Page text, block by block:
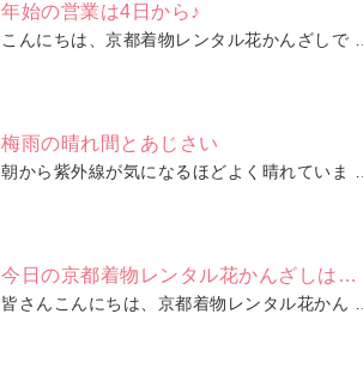
年始の営業は4日から♪
こんにちは、京都着物レンタル花かんざしで …
梅雨の晴れ間とあじさい
朝から紫外線が気になるほどよく晴れていま …
今日の京都着物レンタル花かんざしは…
皆さんこんにちは、京都着物レンタル花かん …